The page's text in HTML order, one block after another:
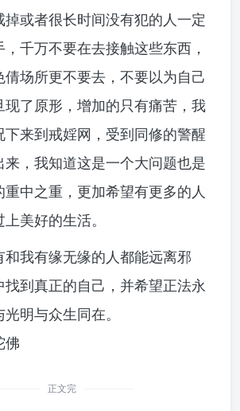
掉或者很长时间没有犯的人一定
千万不要在去接触这些东西，
倩场所更不要去，不要以为自己
现了原形，增加的只有痛苦，我
下来到戒婬网，受到同修的警醒
来，我知道这是一个大问题也是
中之重，更加希望有更多的人
美好的生活。
和我有缘无缘的人都能远离邪
找到真正的自己，并希望正法永
明与众生同在。
佛
正文完